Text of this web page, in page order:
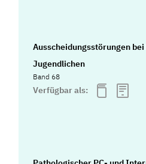
Ausscheidungsstörungen
Jugendlichen
Band 68
Verfügbar als: